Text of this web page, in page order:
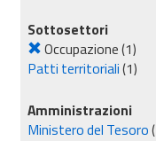
Sottosettori
Occupazione(1)
Patti territoriali(1)
Amministrazioni
Ministero del Tesoro